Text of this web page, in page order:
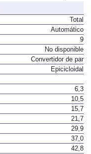
Total
Automático
9
No disponible
Convertidor de par
Epicicloidal
6,3
10,5
15,7
21,7
29,9
37,0
42,8